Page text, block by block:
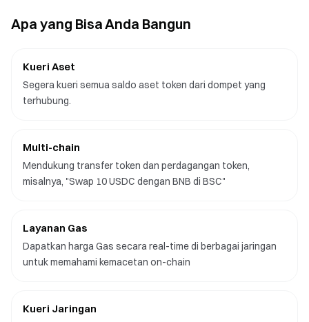
Apa yang Bisa Anda Bangun
Kueri Aset
Segera kueri semua saldo aset token dari dompet yang
terhubung.
Multi-chain
Mendukung transfer token dan perdagangan token,
misalnya, "Swap 10 USDC dengan BNB di BSC"
Layanan Gas
Dapatkan harga Gas secara real-time di berbagai jaringan
untuk memahami kemacetan on-chain
Kueri Jaringan